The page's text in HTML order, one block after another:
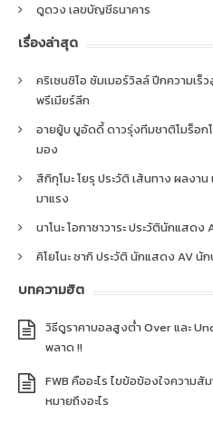
ดูดวง เลขบัญชีธนาคาร
เรื่องล่าสุด
คริเซนซิโอ ซัมเมอร์วิลล์ ปีกความเ
พรีเมียร์ลีก
อายยู้บ บูอัดดี้ ดาวรุ่งทีมชาติโมร็อก
มอง
สึกิกุโมะ โยรุ ประวัติ เส้นทาง ผลง
มาแรง
นาโนะ โอกาซาวาระ ประวัตินักแสดง
คิโยโนะ ซากิ ประวัติ นักแสดง AV
บทความฮิต
วิธีดูราคาบอลสูงต่ำ Over และ
พลาด !!
FWB คืออะไร ไขข้อข้องใจความ
หมายถึงอะไร